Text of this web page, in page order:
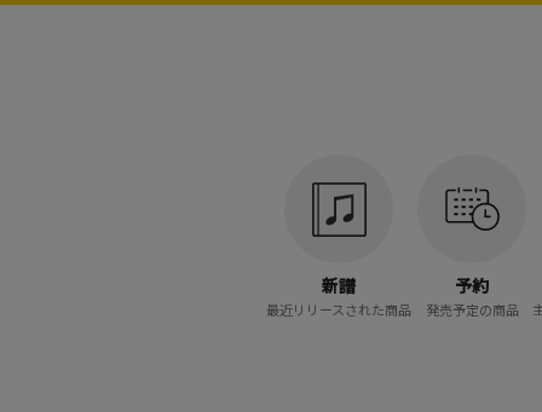
新譜
最近リリースされた商品
予約
発売予定の商品